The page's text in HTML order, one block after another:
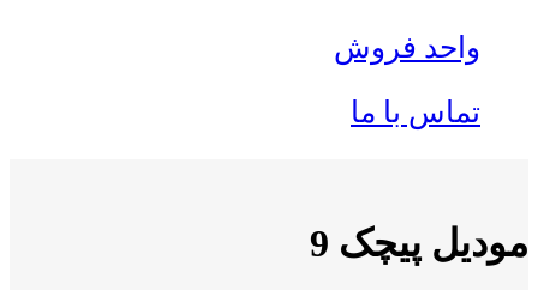
واحد فروش
تماس با ما
مودیل پیچک 9